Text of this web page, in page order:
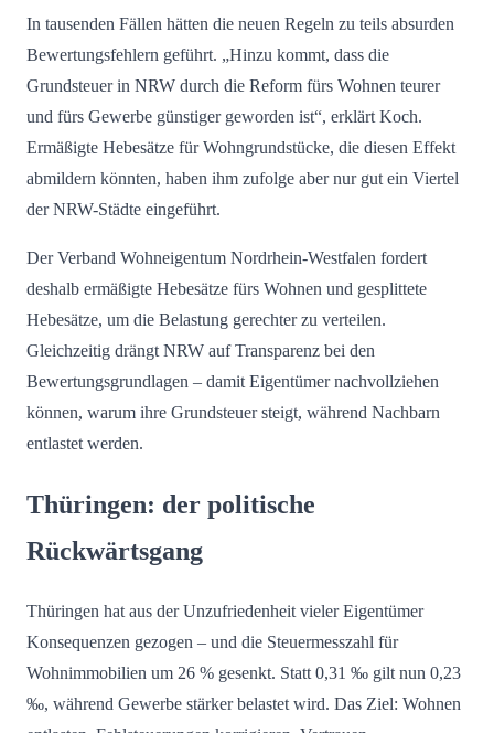
In tausenden Fällen hätten die neuen Regeln zu teils absurden
Bewertungsfehlern geführt. „Hinzu kommt, dass die
Grundsteuer in NRW durch die Reform fürs Wohnen teurer
und fürs Gewerbe günstiger geworden ist“, erklärt Koch.
Ermäßigte Hebesätze für Wohngrundstücke, die diesen Effekt
abmildern könnten, haben ihm zufolge aber nur gut ein Viertel
der NRW-Städte eingeführt.
Der Verband Wohneigentum Nordrhein-Westfalen fordert
deshalb ermäßigte Hebesätze fürs Wohnen und gesplittete
Hebesätze, um die Belastung gerechter zu verteilen.
Gleichzeitig drängt NRW auf Transparenz bei den
Bewertungsgrundlagen – damit Eigentümer nachvollziehen
können, warum ihre Grundsteuer steigt, während Nachbarn
entlastet werden.
Thüringen: der politische
Rückwärtsgang
Thüringen hat aus der Unzufriedenheit vieler Eigentümer
Konsequenzen gezogen – und die Steuermesszahl für
Wohnimmobilien um 26 % gesenkt. Statt 0,31 ‰ gilt nun 0,23
‰, während Gewerbe stärker belastet wird. Das Ziel: Wohnen